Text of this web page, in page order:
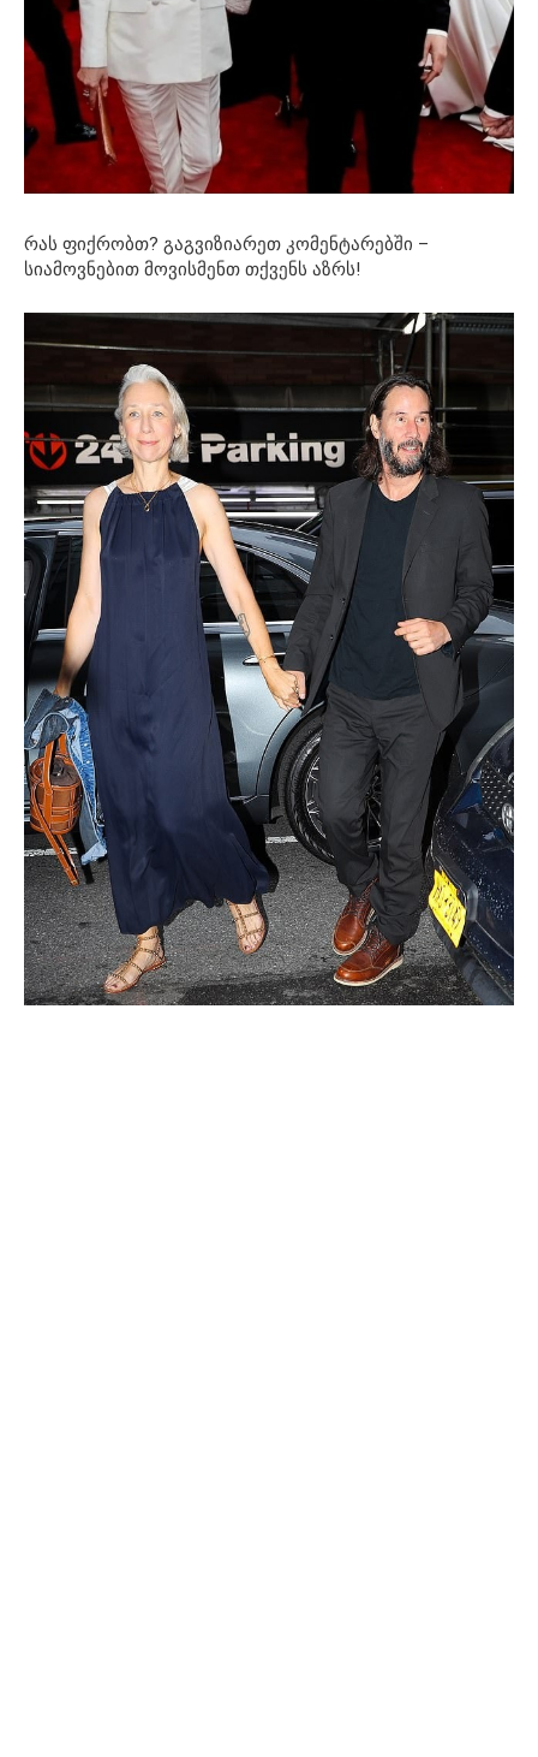
რას ფიქრობთ? გაგვიზიარეთ კომენტარებში –
სიამოვნებით მოვისმენთ თქვენს აზრს!